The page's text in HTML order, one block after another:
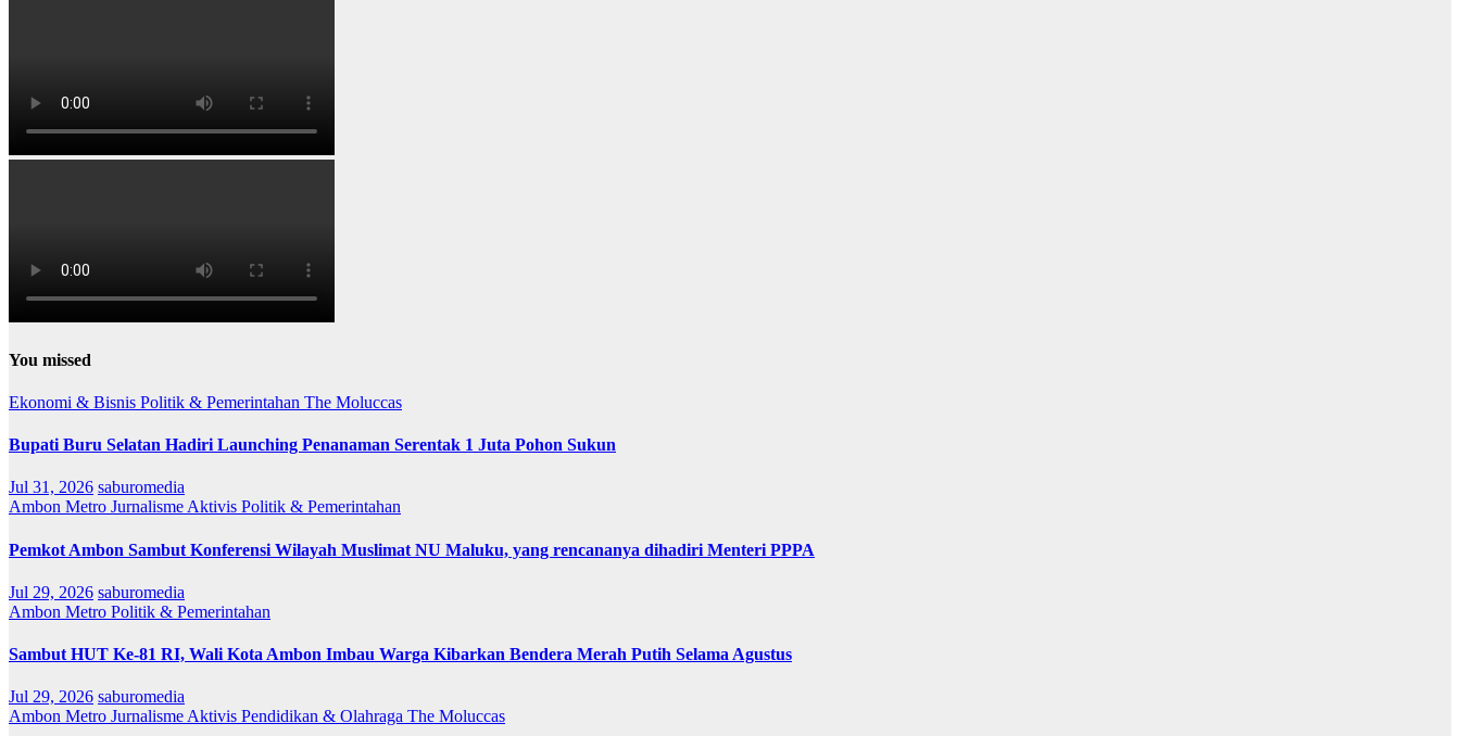
You missed
Ekonomi & Bisnis Politik & Pemerintahan The Moluccas
Bupati Buru Selatan Hadiri Launching Penanaman Serentak 1 Juta Pohon Sukun
Jul 31, 2026 saburomedia
Ambon Metro Jurnalisme Aktivis Politik & Pemerintahan
Pemkot Ambon Sambut Konferensi Wilayah Muslimat NU Maluku, yang rencananya dihadiri Menteri PPPA
Jul 29, 2026 saburomedia
Ambon Metro Politik & Pemerintahan
Sambut HUT Ke-81 RI, Wali Kota Ambon Imbau Warga Kibarkan Bendera Merah Putih Selama Agustus
Jul 29, 2026 saburomedia
Ambon Metro Jurnalisme Aktivis Pendidikan & Olahraga The Moluccas